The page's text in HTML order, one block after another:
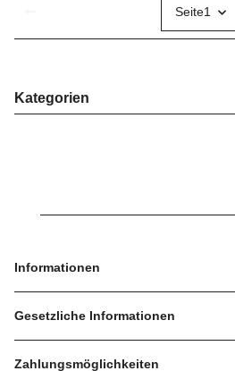
Seite1
Kategorien
Informationen
Gesetzliche Informationen
Zahlungsmöglichkeiten